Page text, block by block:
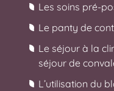
Les soins pré-
Le panty de
Le séjour à la
séjour de
L’utilisation du